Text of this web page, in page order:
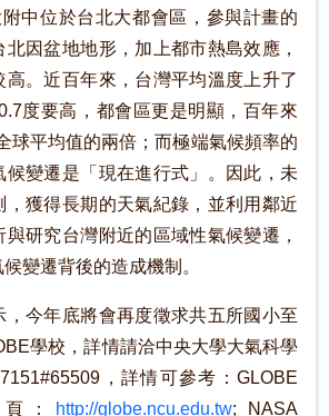
中位於台北大都會區，參與計畫的
因盆地地形，加上都市熱島效應，
高。近百年來，台灣平均溫度上升了
度要高，都會區更是明顯，百年來
球平均值的兩倍；而極端氣候頻率的
候變遷是「現在進行式」。因此，未
，獲得長期的天氣紀錄，並利用鄰近
與研究台灣附近的區域性氣候變遷，
變遷背後的造成機制。
今年底將會再度徵求共五所國小至
學校，詳情請洽中央大學大氣科學
，詳情可參考：GLOBE
：
http://globe.ncu.edu.tw; NASA